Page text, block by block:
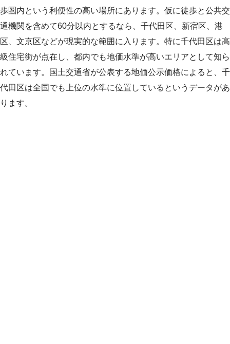
歩圏内という利便性の高い場所にあります。仮に徒歩と公共交
通機関を含めて60分以内とするなら、千代田区、新宿区、港
区、文京区などが現実的な範囲に入ります。特に千代田区は高
級住宅街が点在し、都内でも地価水準が高いエリアとして知ら
れています。国土交通省が公表する地価公示価格によると、千
代田区は全国でも上位の水準に位置しているというデータがあ
ります。